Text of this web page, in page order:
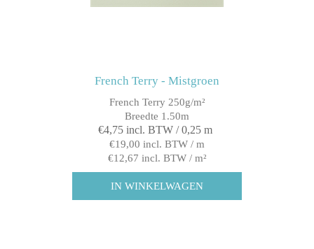
French Terry - Mistgroen
French Terry 250g/m²
Breedte 1.50m
€4,75 incl. BTW / 0,25 m
€19,00 incl. BTW / m
€12,67 incl. BTW / m²